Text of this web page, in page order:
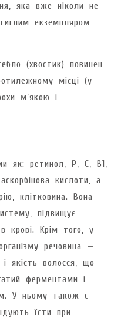
яка вже ніколи не
екземпляром
(хвостик) повинен
місці (у
м’якою і
як: ретинол, Р, С, В1,
кислоти, а
клітковина. Вона
підвищує
в крові. Крім того, у
речовина —
і якість волосся, що
ферментами і
У ньому також є
їсти при